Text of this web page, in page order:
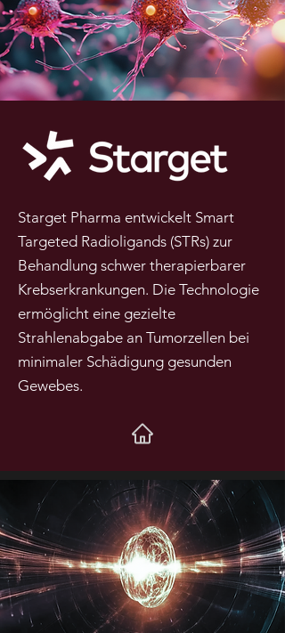
Starget Pharma entwickelt Smart
Targeted Radioligands (STRs) zur
Behandlung schwer therapierbarer
Krebserkrankungen. Die Technologie
ermöglicht eine gezielte
Strahlenabgabe an Tumorzellen bei
minimaler Schädigung gesunden
Gewebes.